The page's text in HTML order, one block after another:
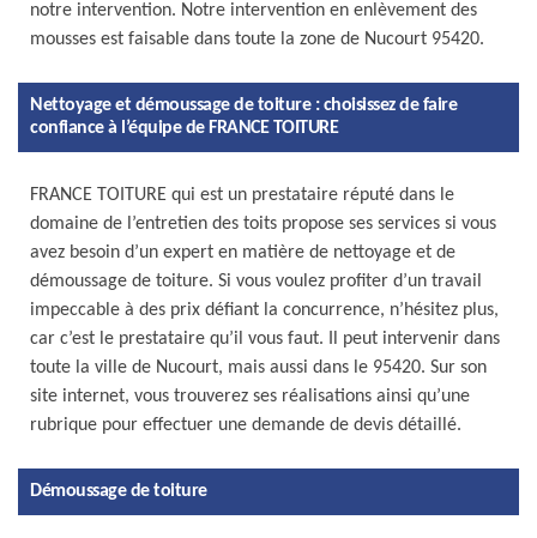
notre intervention. Notre intervention en enlèvement des
mousses est faisable dans toute la zone de Nucourt 95420.
Nettoyage et démoussage de toiture : choisissez de faire
confiance à l’équipe de FRANCE TOITURE
FRANCE TOITURE qui est un prestataire réputé dans le
domaine de l’entretien des toits propose ses services si vous
avez besoin d’un expert en matière de nettoyage et de
démoussage de toiture. Si vous voulez profiter d’un travail
impeccable à des prix défiant la concurrence, n’hésitez plus,
car c’est le prestataire qu’il vous faut. Il peut intervenir dans
toute la ville de Nucourt, mais aussi dans le 95420. Sur son
site internet, vous trouverez ses réalisations ainsi qu’une
rubrique pour effectuer une demande de devis détaillé.
Démoussage de toiture